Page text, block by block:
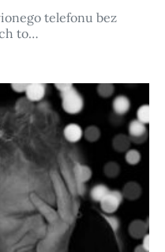
telefonu bez
to…